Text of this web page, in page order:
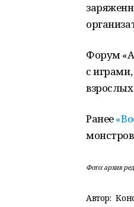
Форум
с
Ранее
Фото: архив
Автор: